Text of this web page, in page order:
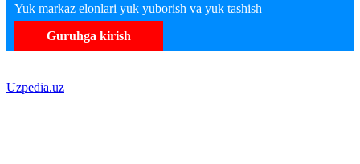
Yuk markaz elonlari yuk yuborish va yuk tashish
Guruhga kirish
Uzpedia.uz